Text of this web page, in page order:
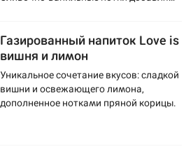
Газированный напиток Love is
вишня и лимон
Уникальное сочетание вкусов: сладкой
вишни и освежающего лимона,
дополненное нотками пряной корицы.